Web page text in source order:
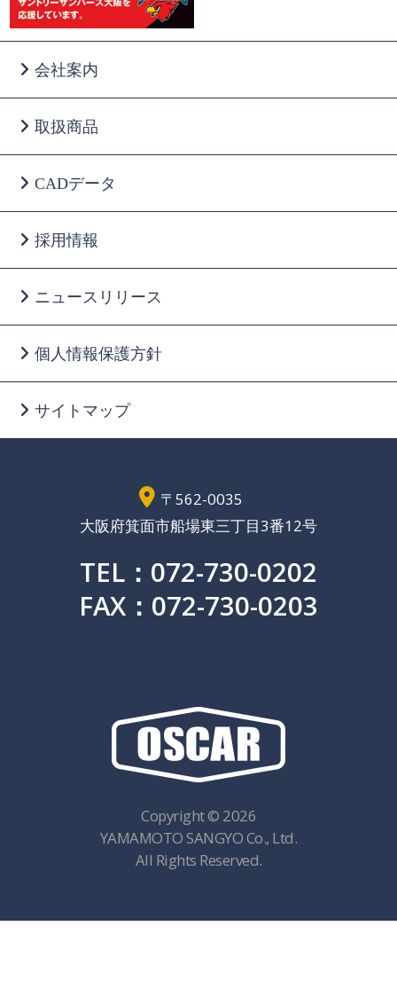
会社案内
取扱商品
CADデータ
採用情報
ニュースリリース
個人情報保護方針
サイトマップ
〒562-0035
大阪府箕面市船場東三丁目3番12号
TEL：072-730-0202
FAX：072-730-0203
Copyright © 2026
YAMAMOTO SANGYO Co., Ltd.
All Rights Reserved.